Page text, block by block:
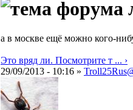
а в москве ещё можно кого-
Это вряд ли. Посмотрите т ... ›
29/09/2013 - 10:16 »